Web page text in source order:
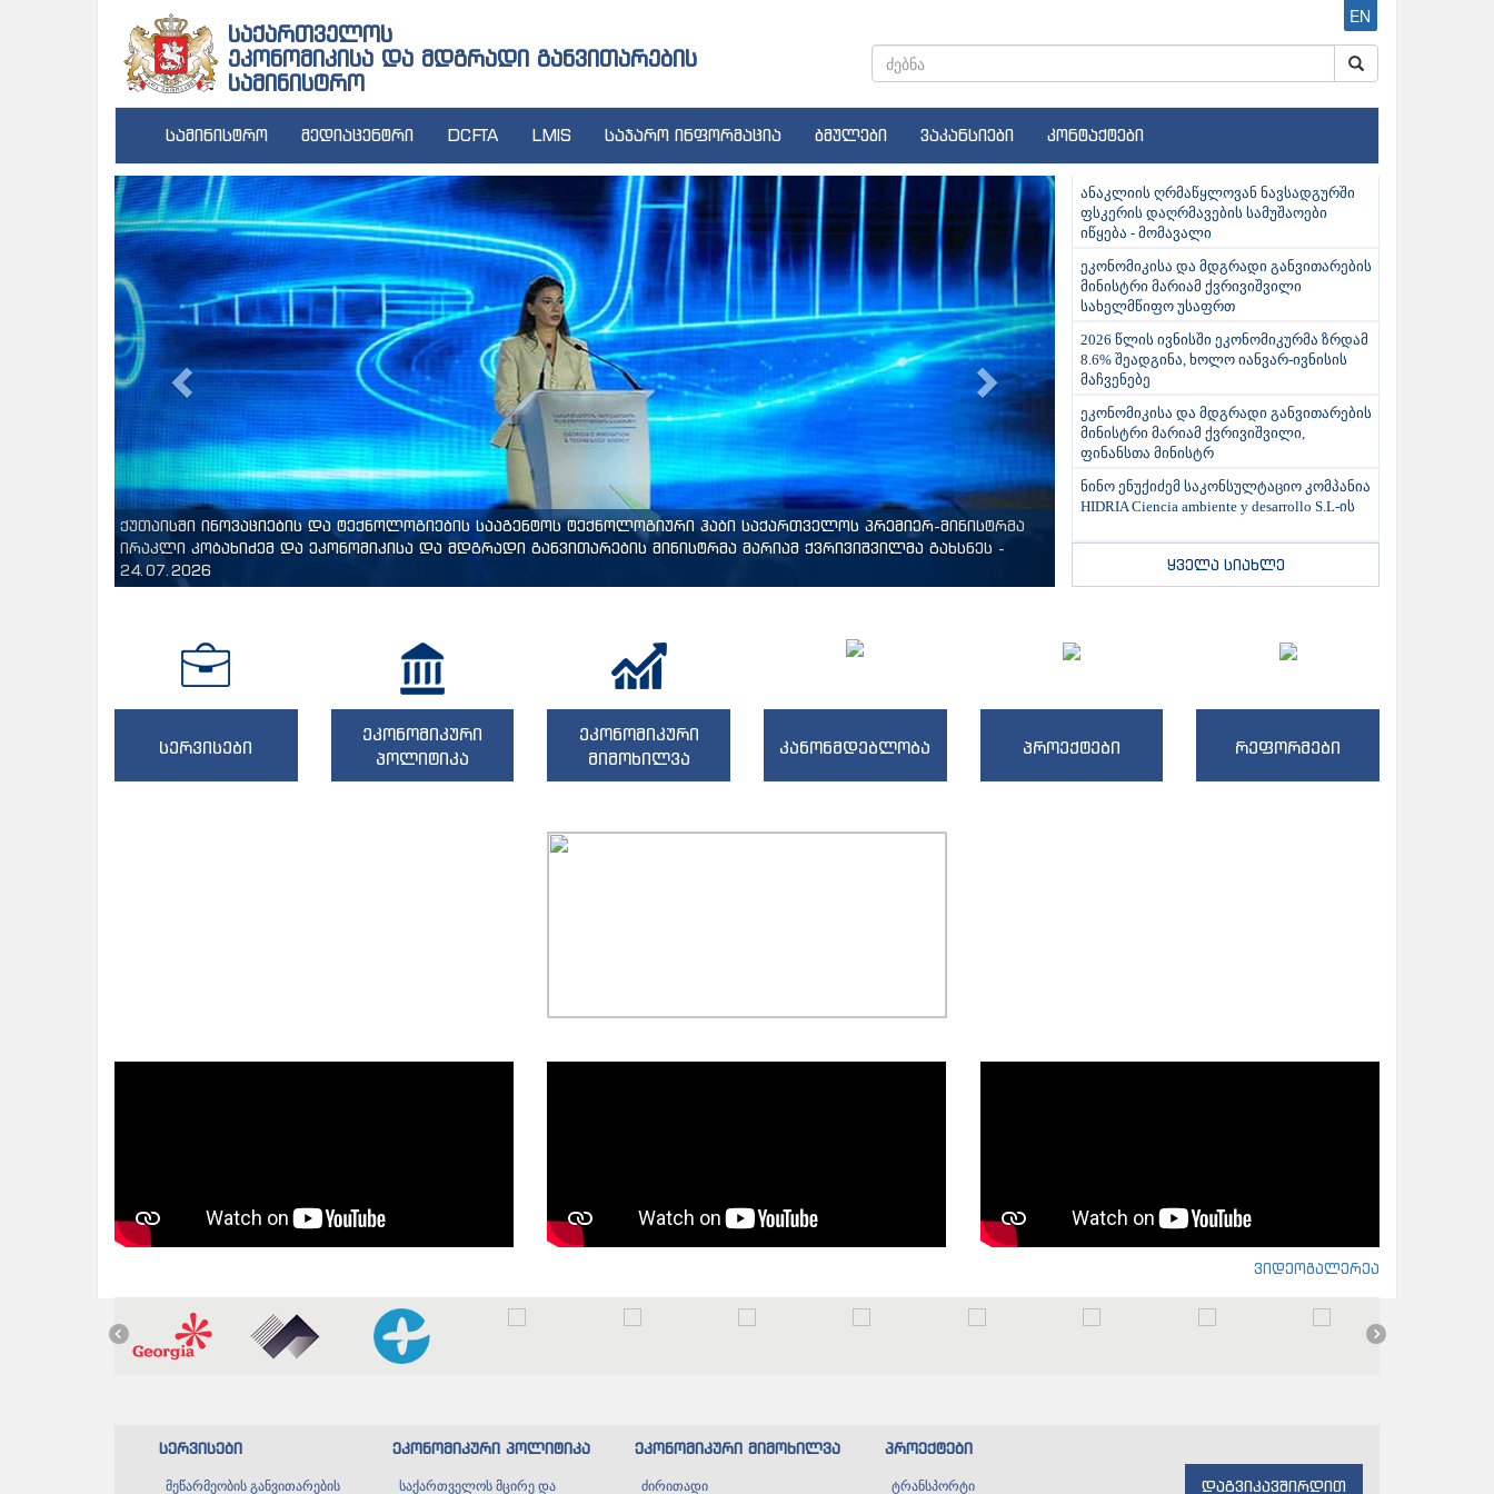
საქართველოს
ეკონომიკისა და მდგრადი განვითარების
სამინისტრო
EN
სამინისტრო მედიაცენტრი DCFTA LMIS საჯარო ინფორმაცია ბმულები ვაკანსიები კონტაქტები
ქუთაისში ინოვაციების და ტექნოლოგიების სააგენტოს ტექნოლოგიური ჰაბი საქართველოს პრემიერ-მინისტრმა
ირაკლი კობახიძემ და ეკონომიკისა და მდგრადი განვითარების მინისტრმა მარიამ ქვრივიშვილმა გახსნეს -
24.07.2026
Previous Next
ანაკლიის ღრმაწყლოვან ნავსადგურში
ფსკერის დაღრმავების სამუშაოები
იწყება - მომავალი
ეკონომიკისა და მდგრადი განვითარების
მინისტრი მარიამ ქვრივიშვილი
სახელმწიფო უსაფრთ
2026 წლის ივნისში ეკონომიკურმა ზრდამ
8.6% შეადგინა, ხოლო იანვარ-ივნისის
მაჩვენებე
ეკონომიკისა და მდგრადი განვითარების
მინისტრი მარიამ ქვრივიშვილი,
ფინანსთა მინისტრ
ნინო ენუქიძემ საკონსულტაციო კომპანია
HIDRIA Ciencia ambiente y desarrollo S.L-ის
ყველა სიახლე
სერვისები
ეკონომიკური
პოლიტიკა
ეკონომიკური
მიმოხილვა
კანონმდებლობა პროექტები რეფორმები
ვიდეოგალერეა
სერვისები
მეწარმეობის განვითარების
ეკონომიკური პოლიტიკა
საქართველოს მცირე და
ეკონომიკური მიმოხილვა
ძირითადი
პროექტები
ტრანსპორტი დაგვიკავშირდით